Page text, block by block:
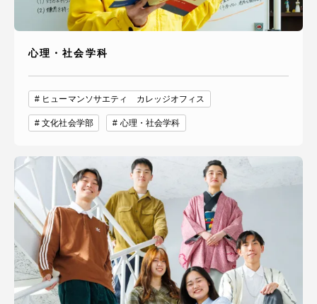
心理・社会学科
ヒューマンソサエティ カレッジオフィス
文化社会学部 心理・社会学科